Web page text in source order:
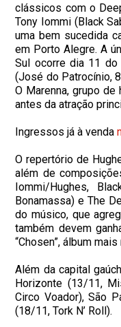
clássicos com o
Tony Iommi (Black
uma bem sucedida
em Porto Alegre. A
Sul ocorre dia 11 do
(José do Patrocínio,
O Marenna, grupo
antes da atração
Ingressos já à venda
O repertório de
além de
Iommi/Hughes,
Bonamassa) e The
do músico, que
também devem
“Chosen”, álbum
Além da capital
Horizonte (13/11,
Circo Voador), São
(18/11, Tork N’ Roll).